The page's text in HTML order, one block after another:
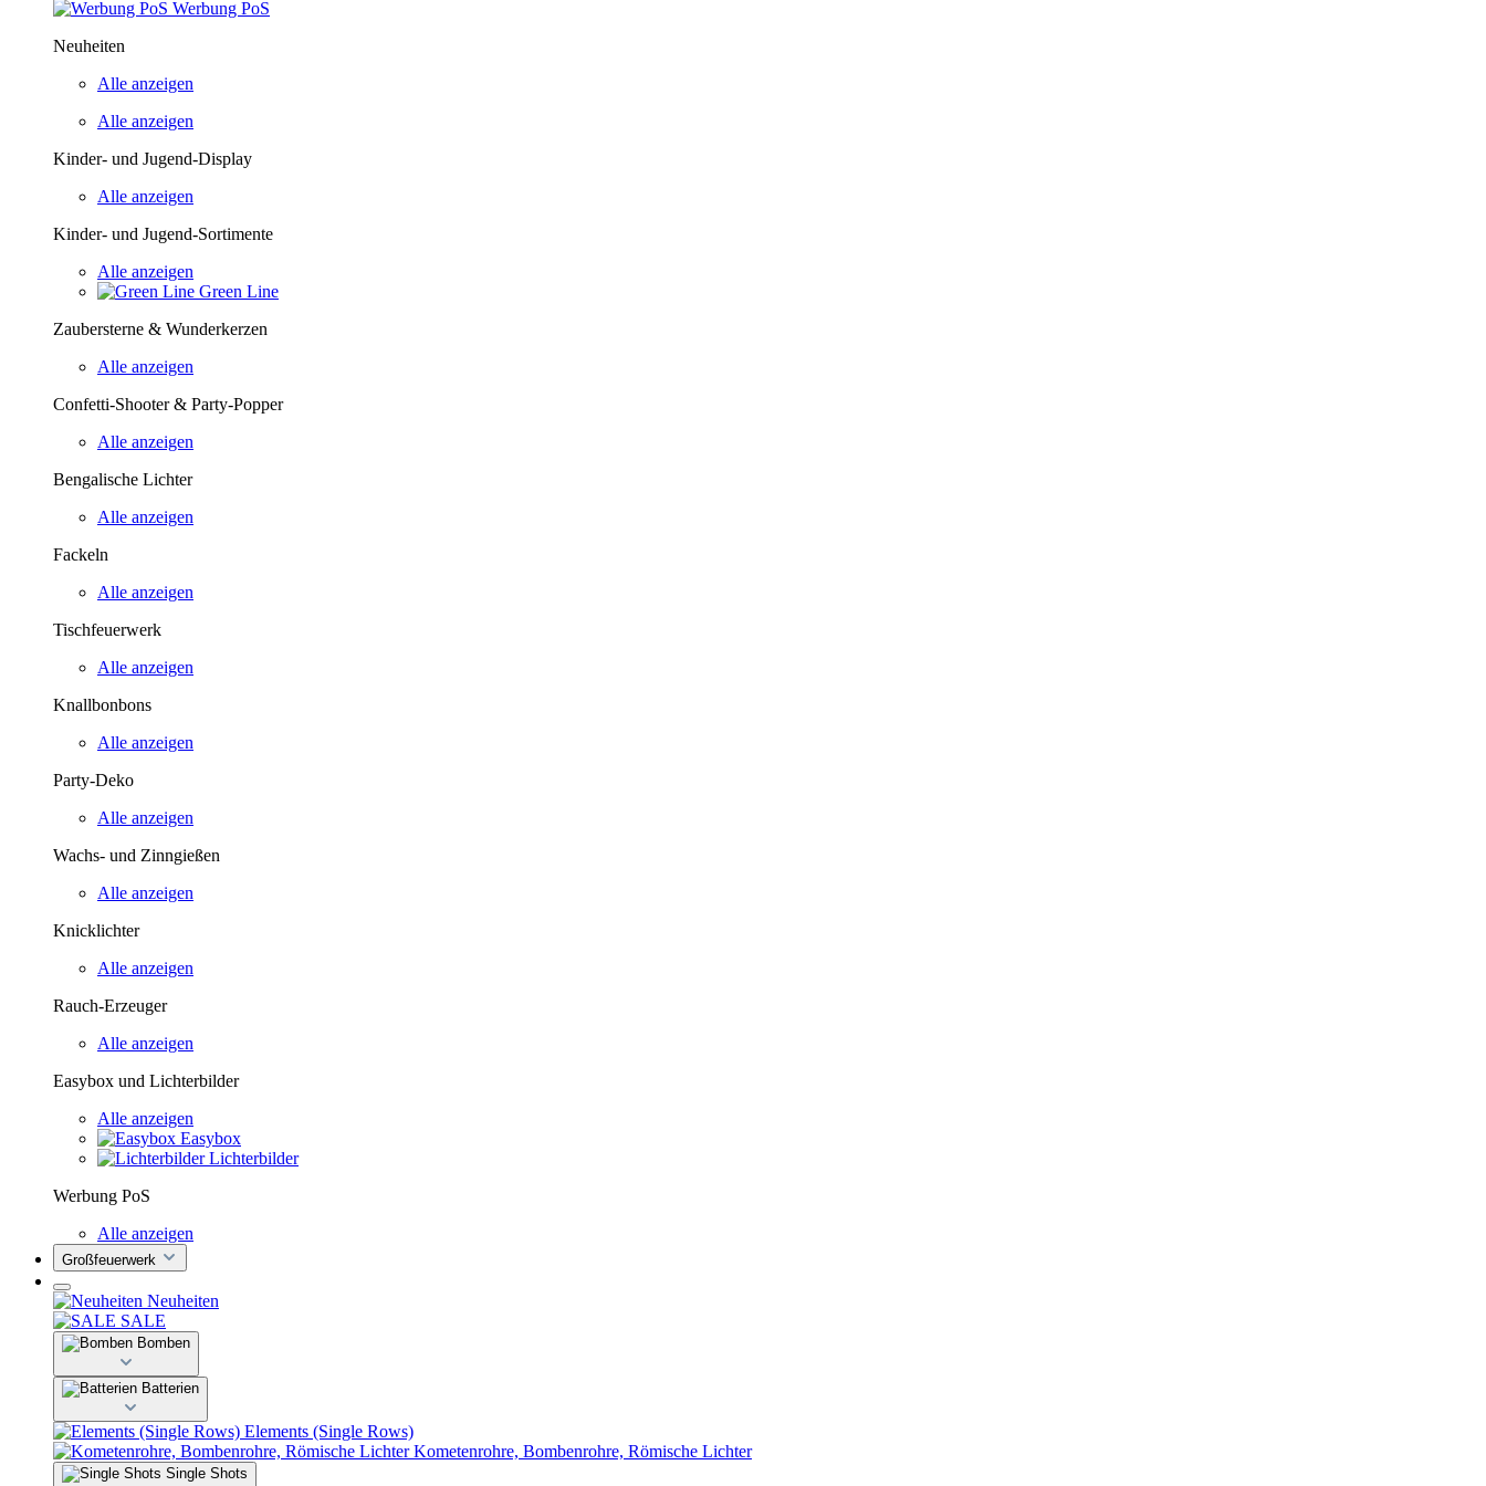
Werbung PoS
Neuheiten
Alle anzeigen
Alle anzeigen
Kinder- und Jugend-Display
Alle anzeigen
Kinder- und Jugend-Sortimente
Alle anzeigen
Green Line
Zaubersterne & Wunderkerzen
Alle anzeigen
Confetti-Shooter & Party-Popper
Alle anzeigen
Bengalische Lichter
Alle anzeigen
Fackeln
Alle anzeigen
Tischfeuerwerk
Alle anzeigen
Knallbonbons
Alle anzeigen
Party-Deko
Alle anzeigen
Wachs- und Zinngießen
Alle anzeigen
Knicklichter
Alle anzeigen
Rauch-Erzeuger
Alle anzeigen
Easybox und Lichterbilder
Alle anzeigen
Easybox
Lichterbilder
Werbung PoS
Alle anzeigen
Großfeuerwerk
Neuheiten
SALE
Bomben
Batterien
Elements (Single Rows)
Kometenrohre, Bombenrohre, Römische Lichter
Single Shots